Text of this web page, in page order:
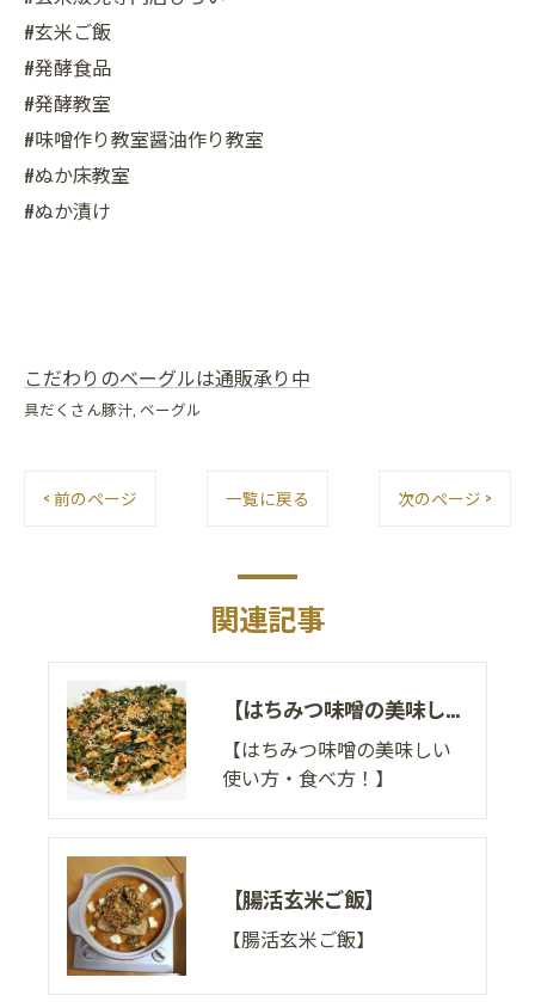
#玄米ご飯
#発酵食品
#発酵教室
#味噌作り教室醤油作り教室
#ぬか床教室
#ぬか漬け
こだわりのベーグルは通販承り中
具だくさん豚汁 ベーグル
< 前のページ 一覧に戻る 次のページ >
関連記事
【はちみつ味噌の美味しい使い方・食べ方！】
【はちみつ味噌の美味しい
使い方・食べ方！】
【腸活玄米ご飯】
【腸活玄米ご飯】